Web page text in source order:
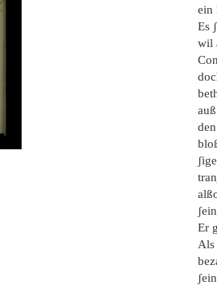
ein
Es
wil
Er
Als